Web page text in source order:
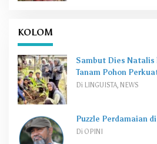
KOLOM
Sambut Dies
Tanam Pohon
Di LINGUISTA, NEWS
Puzzle Perdamaian
Di OPINI